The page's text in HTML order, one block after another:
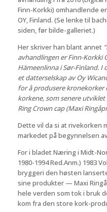
Finn-Korkki) omhandlende
OY, Finland. (Se lenke til
siden, før bilde-galleriet.)
Her skriver han blant annet
avhandlingen er Finn-Korkki
Hämeenlinna i Sør-Finland. I
et datterselskap av Oy
for å produsere kronekorker
korkene, som senere
Ring Crown cap (Maxi
Dette vil da si at rivekorken
markedet på begynnelsen
For i bladet Næring i Midt-
1980-1994 Red.Anm.) 1983
bryggeri den høsten
sine produkter — Maxi
hele verden som tok i bruk
kom fra den store kork-